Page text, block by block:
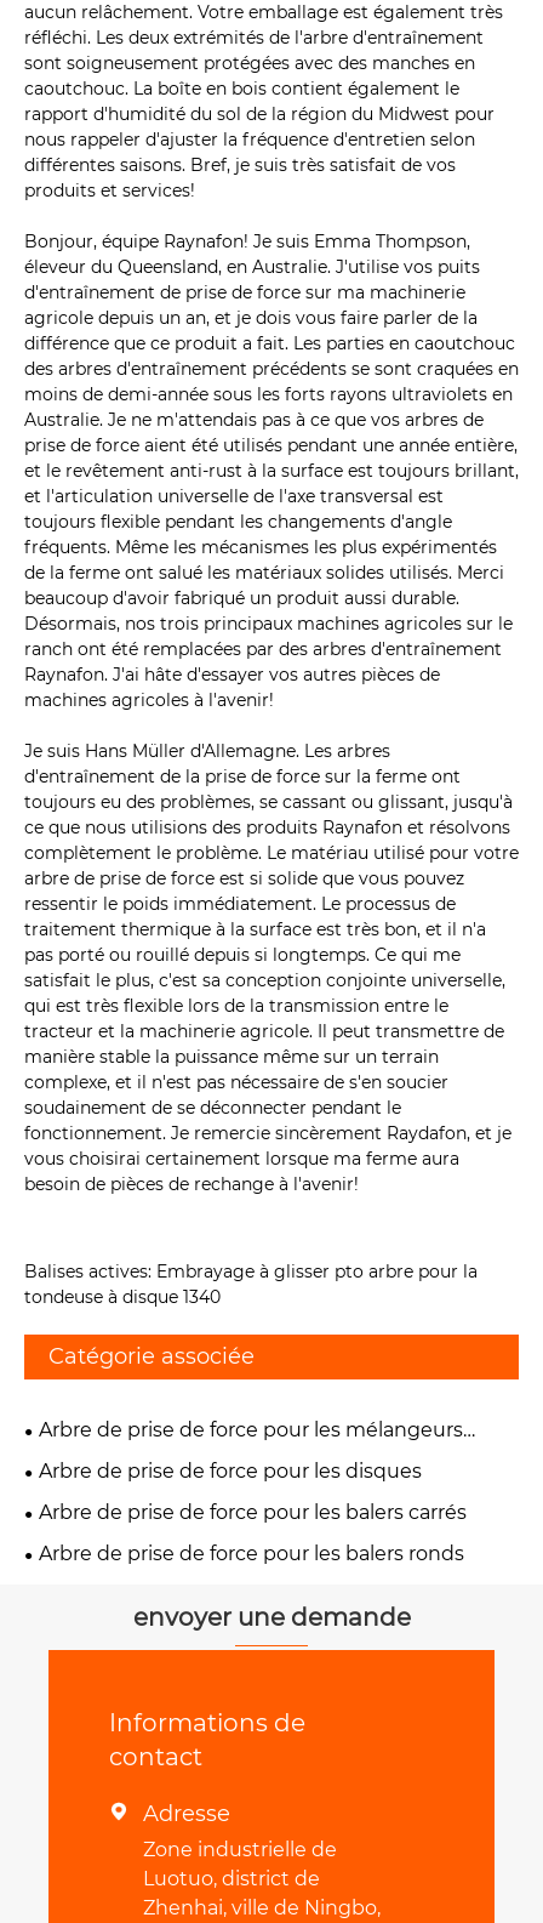
aucun relâchement. Votre emballage est également très
réfléchi. Les deux extrémités de l'arbre d'entraînement
sont soigneusement protégées avec des manches en
caoutchouc. La boîte en bois contient également le
rapport d'humidité du sol de la région du Midwest pour
nous rappeler d'ajuster la fréquence d'entretien selon
différentes saisons. Bref, je suis très satisfait de vos
produits et services!
Bonjour, équipe Raynafon! Je suis Emma Thompson,
éleveur du Queensland, en Australie. J'utilise vos puits
d'entraînement de prise de force sur ma machinerie
agricole depuis un an, et je dois vous faire parler de la
différence que ce produit a fait. Les parties en caoutchouc
des arbres d'entraînement précédents se sont craquées en
moins de demi-année sous les forts rayons ultraviolets en
Australie. Je ne m'attendais pas à ce que vos arbres de
prise de force aient été utilisés pendant une année entière,
et le revêtement anti-rust à la surface est toujours brillant,
et l'articulation universelle de l'axe transversal est
toujours flexible pendant les changements d'angle
fréquents. Même les mécanismes les plus expérimentés
de la ferme ont salué les matériaux solides utilisés. Merci
beaucoup d'avoir fabriqué un produit aussi durable.
Désormais, nos trois principaux machines agricoles sur le
ranch ont été remplacées par des arbres d'entraînement
Raynafon. J'ai hâte d'essayer vos autres pièces de
machines agricoles à l'avenir!
Je suis Hans Müller d'Allemagne. Les arbres
d'entraînement de la prise de force sur la ferme ont
toujours eu des problèmes, se cassant ou glissant, jusqu'à
ce que nous utilisions des produits Raynafon et résolvons
complètement le problème. Le matériau utilisé pour votre
arbre de prise de force est si solide que vous pouvez
ressentir le poids immédiatement. Le processus de
traitement thermique à la surface est très bon, et il n'a
pas porté ou rouillé depuis si longtemps. Ce qui me
satisfait le plus, c'est sa conception conjointe universelle,
qui est très flexible lors de la transmission entre le
tracteur et la machinerie agricole. Il peut transmettre de
manière stable la puissance même sur un terrain
complexe, et il n'est pas nécessaire de s'en soucier
soudainement de se déconnecter pendant le
fonctionnement. Je remercie sincèrement Raydafon, et je
vous choisirai certainement lorsque ma ferme aura
besoin de pièces de rechange à l'avenir!
Balises actives: Embrayage à glisser pto arbre pour la
tondeuse à disque 1340
Catégorie associée
Arbre de prise de force pour les mélangeurs
d'alimentation
Arbre de prise de force pour les disques
Arbre de prise de force pour les balers carrés
Arbre de prise de force pour les balers ronds
envoyer une demande
Informations de
contact
 Adresse
Zone industrielle de
Luotuo, district de
Zhenhai, ville de Ningbo,